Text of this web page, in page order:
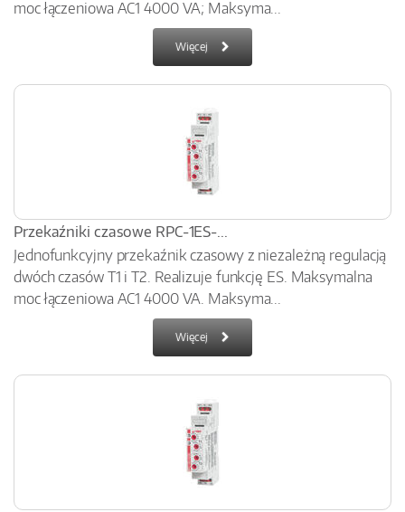
moc łączeniowa AC1 4000 VA; Maksyma...
Więcej
Przekaźniki czasowe RPC-1ES-...
Jednofunkcyjny przekaźnik czasowy z niezależną regulacją
dwóch czasów T1 i T2. Realizuje funkcję ES. Maksymalna
moc łączeniowa AC1 4000 VA. Maksyma...
Więcej